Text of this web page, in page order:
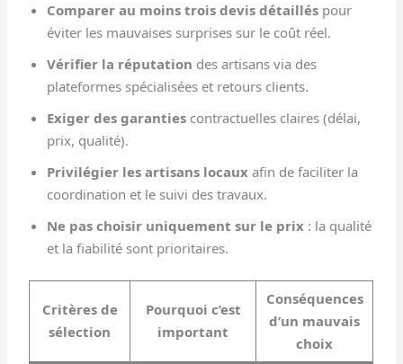
Comparer au moins trois devis détaillés pour
éviter les mauvaises surprises sur le coût réel.
Vérifier la réputation des artisans via des
plateformes spécialisées et retours clients.
Exiger des garanties contractuelles claires (délai,
prix, qualité).
Privilégier les artisans locaux afin de faciliter la
coordination et le suivi des travaux.
Ne pas choisir uniquement sur le prix : la qualité
et la fiabilité sont prioritaires.
Critères de
sélection
Pourquoi c’est
important
Conséquences
d’un mauvais
choix